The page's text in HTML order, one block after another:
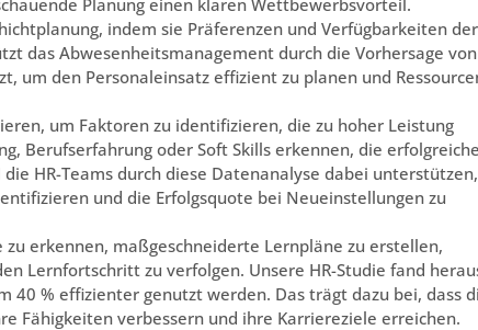
indem sie Präferenzen und Verfügbarkeiten der
das Abwesenheitsmanagement durch die Vorhersage von
um den Personaleinsatz effizient zu planen und
um Faktoren zu identifizieren, die zu hoher Leistung
Berufserfahrung oder Soft Skills erkennen, die erfolgreiche
HR-Teams durch diese Datenanalyse dabei unterstützen,
und die Erfolgsquote bei Neueinstellungen zu
erkennen, maßgeschneiderte Lernpläne zu erstellen,
Lernfortschritt zu verfolgen. Unsere HR-Studie fand
40 % effizienter genutzt werden. Das trägt dazu bei, dass
Fähigkeiten verbessern und ihre Karriereziele erreichen.